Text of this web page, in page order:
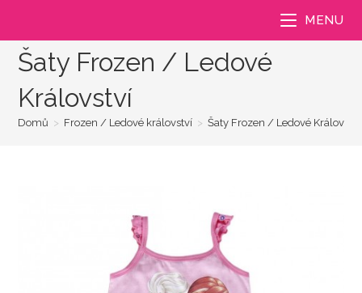
obsahu
MENU
Šaty Frozen / Ledové
Království
Domů > Frozen / Ledové království > Šaty Frozen / Ledové Království